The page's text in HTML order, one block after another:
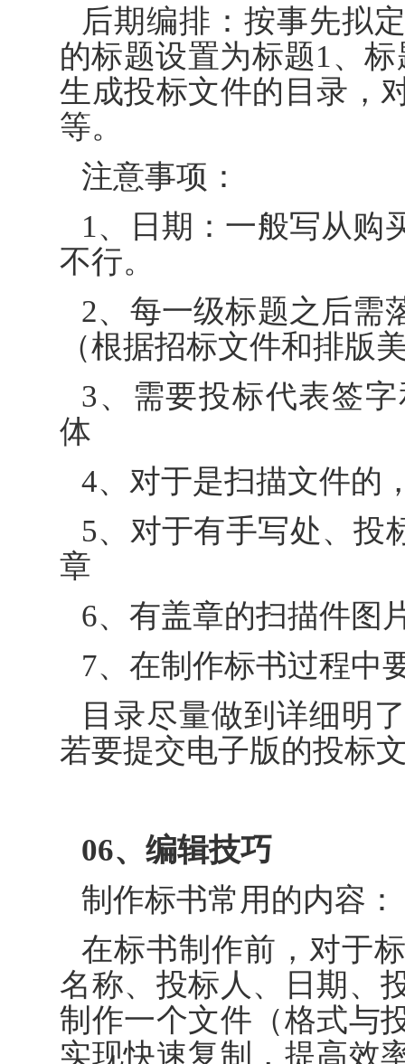
后期编排：按事先拟
的标题设置为标题1、
生成投标文件的目录，
等。
注意事项：
1、日期：一般写从购
不行。
2、每一级标题之后需
（根据招标文件和排版
3、需要投标代表签
体
4、对于是扫描文件的
5、对于有手写处、投
章
6、有盖章的扫描件图
7、在制作标书过程中
目录尽量做到详细明
若要提交电子版的投标
06、编辑技巧
制作标书常用的内容：
在标书制作前，对于
名称、投标人、日期、
制作一个文件（格式与
实现快速复制，提高效